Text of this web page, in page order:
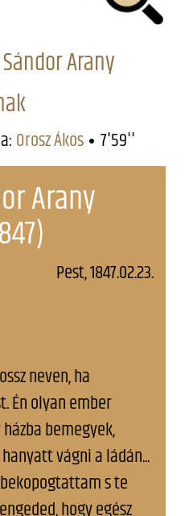
Arany
Orosz Ákos 7'59''
Arany
Pest, 1847.02.23.
neven, ha
Én olyan ember
bemegyek,
vágni a ládán...
s te
hogy egész